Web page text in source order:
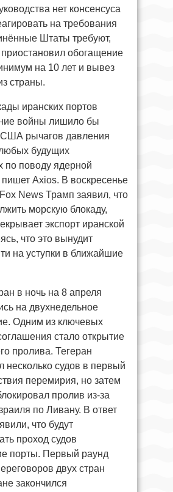
нет консенсуса
на требования
Штаты требуют,
обогащение
на 10 лет и вывез
страны.
иранских портов
войны лишило бы
США рычагов давления
будущих
по поводу ядерной
Axios. В воскресенье
News Трамп заявил, что
морскую блокаду,
экспорт иранской
что это вынудит
на уступки в ближайшие
в ночь на 8 апреля
на двухнедельное
Одним из ключевых
стало открытие
пролива. Тегеран
несколько судов в первый
перемирия, но затем
пролив из-за
по Ливану. В ответ
что будут
проход судов
порты. Первый раунд
двух стран
закончился